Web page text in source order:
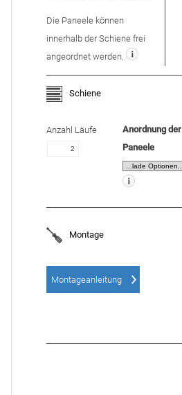
Die Paneele können
innerhalb der Schiene frei
angeordnet werden.
Schiene
Anzahl Läufe
Anordnung der
Paneele
Montage
Montageanleitung